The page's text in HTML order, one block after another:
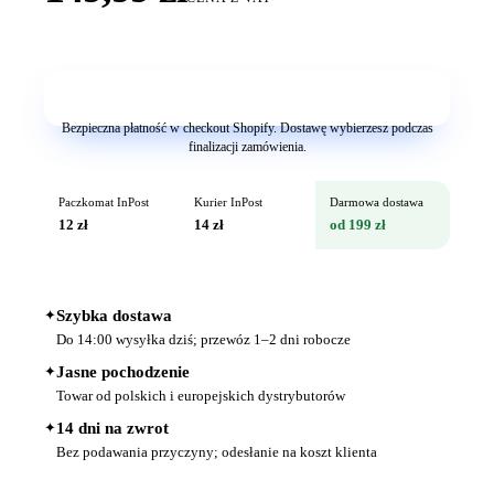
Bezpieczna płatność w checkout Shopify. Dostawę wybierzesz podczas
finalizacji zamówienia.
Paczkomat InPost
12 zł
Kurier InPost
14 zł
Darmowa dostawa
od 199 zł
✦Szybka dostawa
Do 14:00 wysyłka dziś; przewóz 1–2 dni robocze
✦Jasne pochodzenie
Towar od polskich i europejskich dystrybutorów
✦14 dni na zwrot
Bez podawania przyczyny; odesłanie na koszt klienta